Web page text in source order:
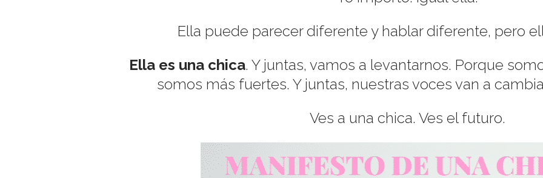
Ella puede parecer diferente y hablar diferente, pero
Ella es una chica. Y juntas, vamos a levantarnos. Porque
somos más fuertes. Y juntas, nuestras voces van a
Ves a una chica. Ves el futuro.